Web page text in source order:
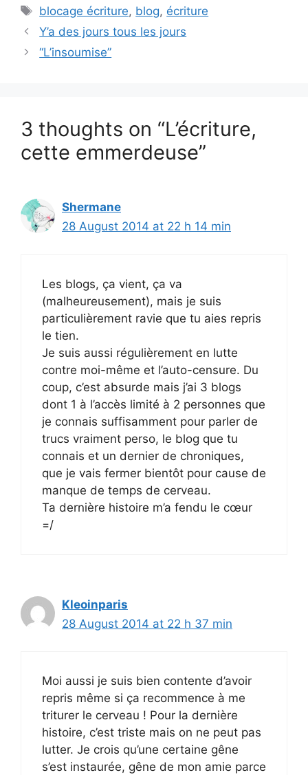
Tags
blocage écriture, blog, écriture
Y’a des jours tous les jours
“L’insoumise”
3 thoughts on “L’écriture,
cette emmerdeuse”
Shermane
28 August 2014 at 22 h 14 min
Les blogs, ça vient, ça va
(malheureusement), mais je suis
particulièrement ravie que tu aies repris
le tien.
Je suis aussi régulièrement en lutte
contre moi-même et l’auto-censure. Du
coup, c’est absurde mais j’ai 3 blogs
dont 1 à l’accès limité à 2 personnes que
je connais suffisamment pour parler de
trucs vraiment perso, le blog que tu
connais et un dernier de chroniques,
que je vais fermer bientôt pour cause de
manque de temps de cerveau.
Ta dernière histoire m’a fendu le cœur
=/
Kleoinparis
28 August 2014 at 22 h 37 min
Moi aussi je suis bien contente d’avoir
repris même si ça recommence à me
triturer le cerveau ! Pour la dernière
histoire, c’est triste mais on ne peut pas
lutter. Je crois qu’une certaine gêne
s’est instaurée, gêne de mon amie parce